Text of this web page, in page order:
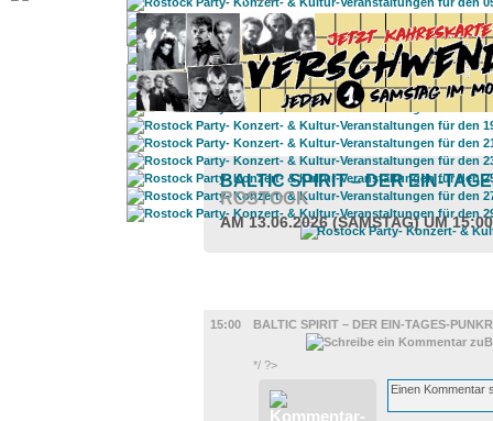
BALTIC SPIRIT – DER EIN-
ROSTOCK
AM 13.06.2026 (SAMSTAG) UM
15:00
BALTIC SPIRIT – DER EIN-TAGES-
*/ ?>